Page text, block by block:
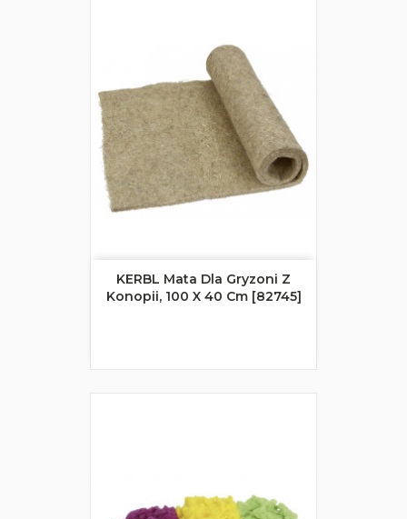
KERBL Mata Dla Gryzoni Z
Konopii, 100 X 40 Cm [82745]